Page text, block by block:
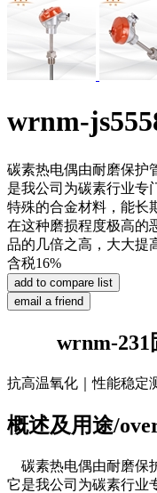
wrnm-
碳素热电偶由耐磨保护
是我公司为碳素行业专
特殊的合金材料，能长
在这种磨损程度极高的
品的几倍之高，大大提
含税16%
wrnm-231
抗高温氧化｜性能稳定
概述及用途/
碳素热电偶由耐磨保
它是我公司为碳素行业